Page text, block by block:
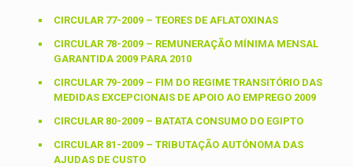
CIRCULAR 77-2009 – TEORES DE AFLATOXINAS
CIRCULAR 78-2009 – REMUNERAÇÃO MÍNIMA MENSAL
GARANTIDA 2009 PARA 2010
CIRCULAR 79-2009 – FIM DO REGIME TRANSITÓRIO DAS
MEDIDAS EXCEPCIONAIS DE APOIO AO EMPREGO 2009
CIRCULAR 80-2009 – BATATA CONSUMO DO EGIPTO
CIRCULAR 81-2009 – TRIBUTAÇÃO AUTÓNOMA DAS
AJUDAS DE CUSTO